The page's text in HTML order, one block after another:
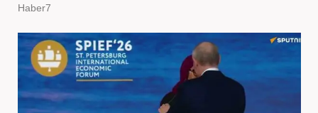
Haber7